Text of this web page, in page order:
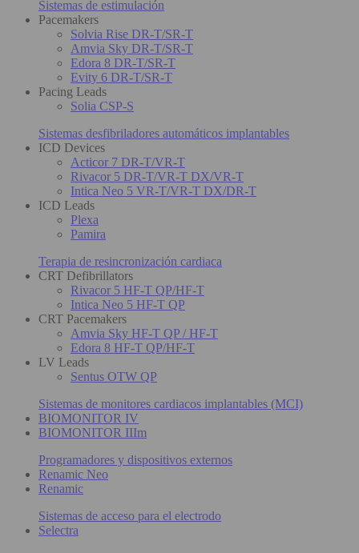
Sistemas de estimulación
Pacemakers
Solvia Rise DR-T/SR-T
Amvia Sky DR-T/SR-T
Edora 8 DR-T/SR-T
Evity 6 DR-T/SR-T
Pacing Leads
Solia CSP-S
Sistemas desfibriladores automáticos implantables
ICD Devices
Acticor 7 DR-T/VR-T
Rivacor 5 DR-T/VR-T DX/VR-T
Intica Neo 5 VR-T/VR-T DX/DR-T
ICD Leads
Plexa
Pamira
Terapia de resincronización cardiaca
CRT Defibrillators
Rivacor 5 HF-T QP/HF-T
Intica Neo 5 HF-T QP
CRT Pacemakers
Amvia Sky HF-T QP / HF-T
Edora 8 HF-T QP/HF-T
LV Leads
Sentus OTW QP
Sistemas de monitores cardiacos implantables (MCI)
BIOMONITOR IV
BIOMONITOR IIIm
Programadores y dispositivos externos
Renamic Neo
Renamic
Sistemas de acceso para el electrodo
Selectra